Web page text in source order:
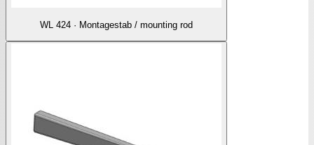
WL 424 · Montagestab / mounting rod